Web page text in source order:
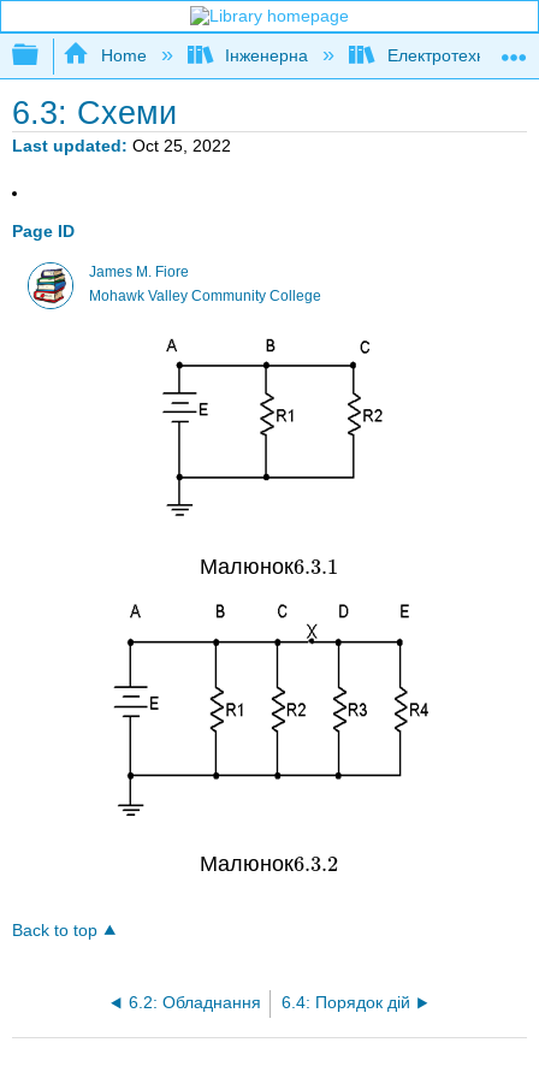
Expand/collapse global hierarchy
Home Інженерна Електротехніка
6.3: Схеми
Last updated Oct 25, 2022
Page ID
James M. Fiore
Mohawk Valley Community College
Малюнок6.3.1
6.3.1
Малюнок6.3.2
6.3.2
Back to top
6.2: Обладнання 6.4: Порядок дій